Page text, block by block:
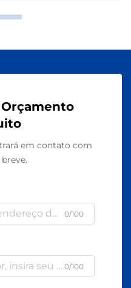
em contato com
0/100
0/100